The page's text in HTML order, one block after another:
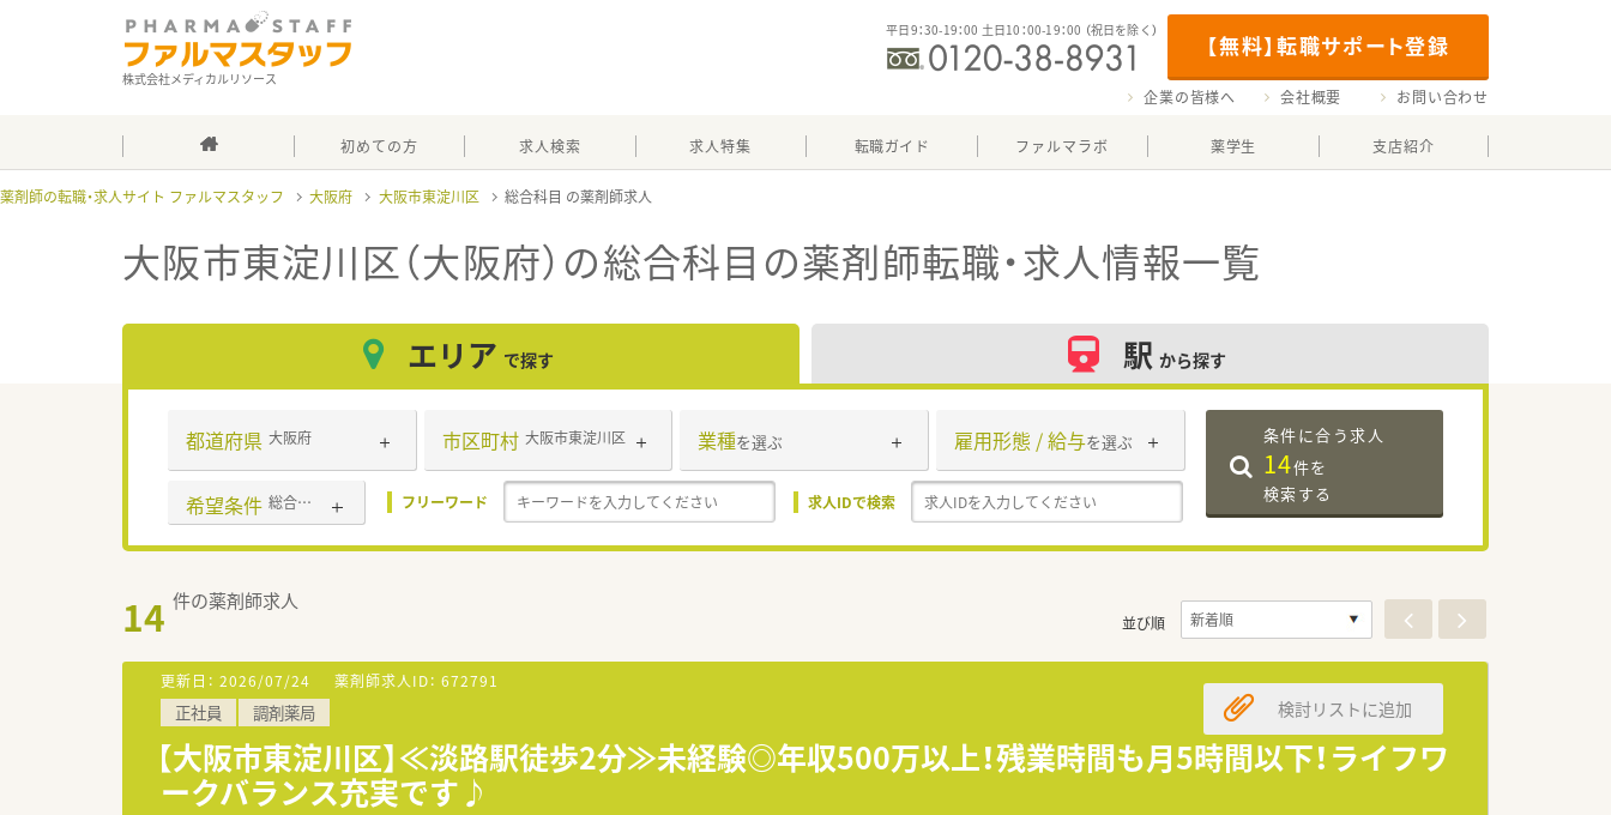
株式会社メディカルリソース
【無料】転職サポート登録
平日9：30-19：00 土日10：00-19：00 （祝日を除く）
企業の皆様へ 会社概要 お問い合わせ
初めての方 求人検索 求人特集 転職ガイド ファルマラボ 薬学生 支店紹介
薬剤師の転職・求人サイト ファルマスタッフ 大阪府 大阪市東淀川区 総合科目
大阪市東淀川区（大阪府）の総合科目 の薬剤師転職・求人情報一覧
エリア で探す 駅 から探す
都道府県 大阪府 市区町村 大阪市東淀川区 業種を選ぶ 雇用形態 / 給与を選ぶ
希望条件 総合科目 フリーワード 求人IDで検索
条件に合う求人
14件を
検索する
14 件の薬剤師求人
並び順
更新日： 2026/07/24 薬剤師求人ID： 672791
正社員 調剤薬局
【大阪市東淀川区】≪淡路駅徒歩2分≫未経験◎年収500万以上！残業時間も月5時間以下！ライフワ
ークバランス充実です♪
検討リストに追加